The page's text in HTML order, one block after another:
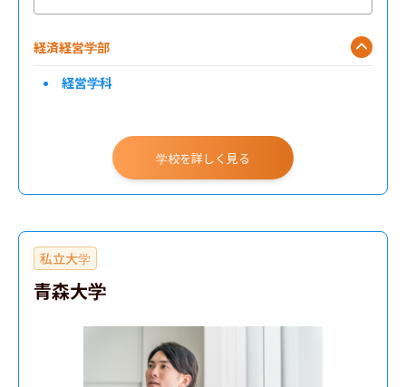
経済経営学部
経営学科
学校を詳しく見る
私立大学
青森大学